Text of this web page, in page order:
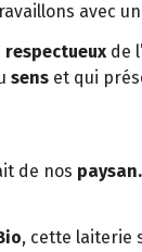
avec
respectueux de
sens et qui
de nos
, cette laiterie